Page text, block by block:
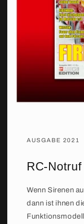
AUSGABE 2021
RC-Notruf
Wenn Sirenen
dann ist ihnen